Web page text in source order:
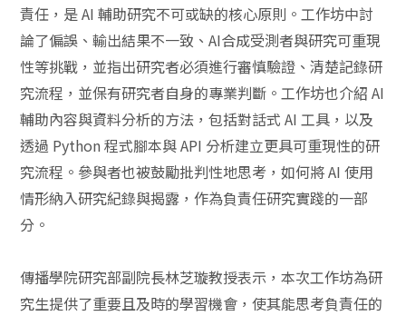
責任，是 AI 輔助研究不可或缺的核心原則。工作坊中討
論了偏誤、輸出結果不一致、AI合成受測者與研究可重現
性等挑戰，並指出研究者必須進行審慎驗證、清楚記錄研
究流程，並保有研究者自身的專業判斷。工作坊也介紹 AI
輔助內容與資料分析的方法，包括對話式 AI 工具，以及
透過 Python 程式腳本與 API 分析建立更具可重現性的研
究流程。參與者也被鼓勵批判性地思考，如何將 AI 使用
情形納入研究紀錄與揭露，作為負責任研究實踐的一部
分。
傳播學院研究部副院長林芝璇教授表示，本次工作坊為研
究生提供了重要且及時的學習機會，使其能思考負責任的